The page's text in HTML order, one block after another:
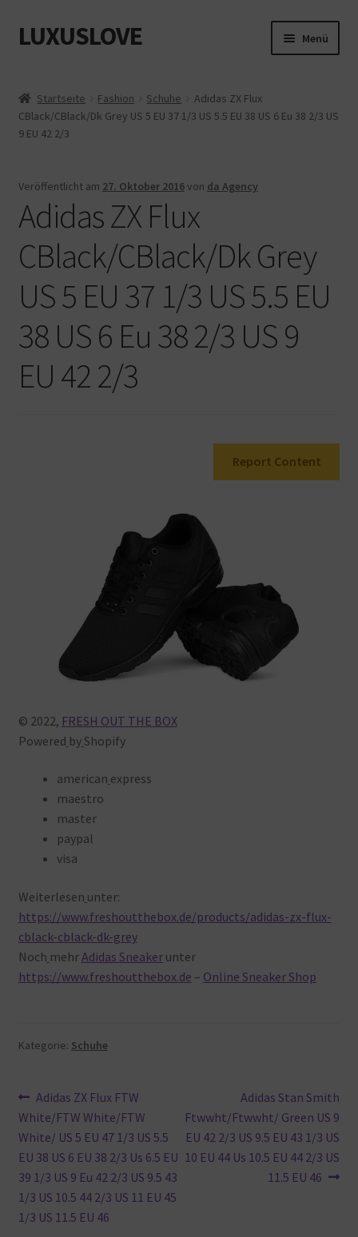
Zur
Navigation
Zum
Inhalt
LUXUSLOVE Menü
Cookie-Richtlinie (EU)
Impressum
Kasse
Mein Konto
Shop
Warenkorb
Startseite Fashion Schuhe
Adidas ZX Flux
CBlack/CBlack/Dk Grey US 5 EU 37 1/3 US 5.5 EU 38 US 6 Eu 38 2/3 US
9 EU 42 2/3
Veröffentlicht am 27. Oktober 2016von da Agency
Adidas ZX Flux
CBlack/CBlack/Dk Grey
US 5 EU 37 1/3 US 5.5 EU
38 US 6 Eu 38 2/3 US 9
EU 42 2/3
Report Content
© 2022, FRESH OUT THE BOX
Powered by Shopify
american express
maestro
master
paypal
visa
Weiterlesen unter:
https://www.freshoutthebox.de/products/adidas-zx-flux-
cblack-cblack-dk-grey
Noch mehrAdidas Sneakerunter
https://www.freshoutthebox.de – Online Sneaker Shop
Kategorie: Schuhe
Beitragsnavigation
Vorheriger
Beitrag:
Adidas ZX Flux FTW
White/FTW White/FTW
White/ US 5 EU 47 1/3 US 5.5
EU 38 US 6 EU 38 2/3 Us 6.5 EU
39 1/3 US 9 Eu 42 2/3 US 9.5 43
1/3 US 10.5 44 2/3 US 11 EU 45
1/3 US 11.5 EU 46
Nächster
Beitrag:
Adidas Stan Smith
Ftwwht/Ftwwht/ Green US 9
EU 42 2/3 US 9.5 EU 43 1/3 US
10 EU 44 Us 10.5 EU 44 2/3 US
11.5 EU 46